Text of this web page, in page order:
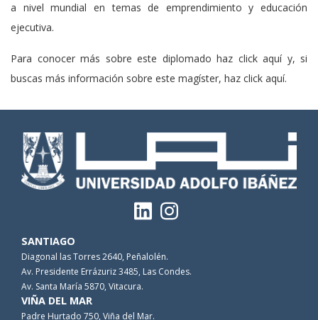
a nivel mundial en temas de emprendimiento y educación
ejecutiva.
Para conocer más sobre este diplomado haz click aquí y, si
buscas más información sobre este magíster, haz click aquí.
SANTIAGO
Diagonal las Torres 2640, Peñalolén.
Av. Presidente Errázuriz 3485, Las Condes.
Av. Santa María 5870, Vitacura.
VIÑA DEL MAR
Padre Hurtado 750, Viña del Mar.